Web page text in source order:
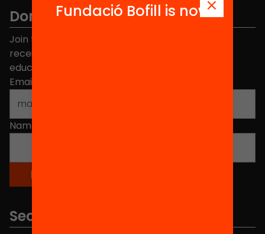
Don't miss anything.
Join the more than 40,000 people who already
receive news about initiatives and projects for
educational change in Catalonia.
Email address
Name
Sections
Fundació Bofill is now